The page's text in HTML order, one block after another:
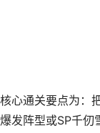
心通关要点为：
发阵型或SP千